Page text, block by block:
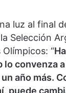
luz al final
Selección
“
lo convenza
año más.